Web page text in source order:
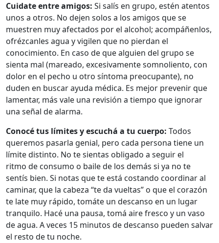
Cuidate entre amigos: Si salís en grupo, estén atentos
unos a otros. No dejen solos a los amigos que se
muestren muy afectados por el alcohol; acompáñenlos,
ofrézcanles agua y vigilen que no pierdan el
conocimiento. En caso de que alguien del grupo se
sienta mal (mareado, excesivamente somnoliento, con
dolor en el pecho u otro síntoma preocupante), no
duden en buscar ayuda médica. Es mejor prevenir que
lamentar, más vale una revisión a tiempo que ignorar
una señal de alarma.
Conocé tus límites y escuchá a tu cuerpo: Todos
queremos pasarla genial, pero cada persona tiene un
límite distinto. No te sientas obligado a seguir el
ritmo de consumo o baile de los demás si ya no te
sentís bien. Si notas que te está costando coordinar al
caminar, que la cabeza “te da vueltas” o que el corazón
te late muy rápido, tomáte un descanso en un lugar
tranquilo. Hacé una pausa, tomá aire fresco y un vaso
de agua. A veces 15 minutos de descanso pueden salvar
el resto de tu noche.